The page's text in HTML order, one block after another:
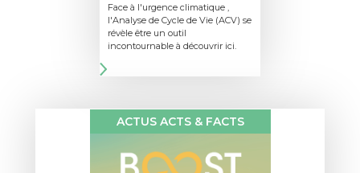
Face à l'urgence climatique ,
l'Analyse de Cycle de Vie (ACV) se
révèle être un outil
incontournable à découvrir ici.
ACTUS ACTS & FACTS